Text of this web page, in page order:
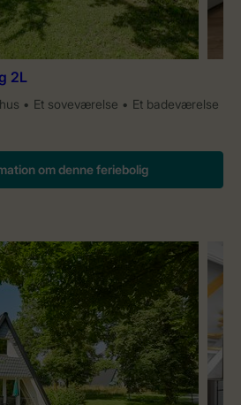
2L
Et soveværelse
Et badeværelse
om denne feriebolig